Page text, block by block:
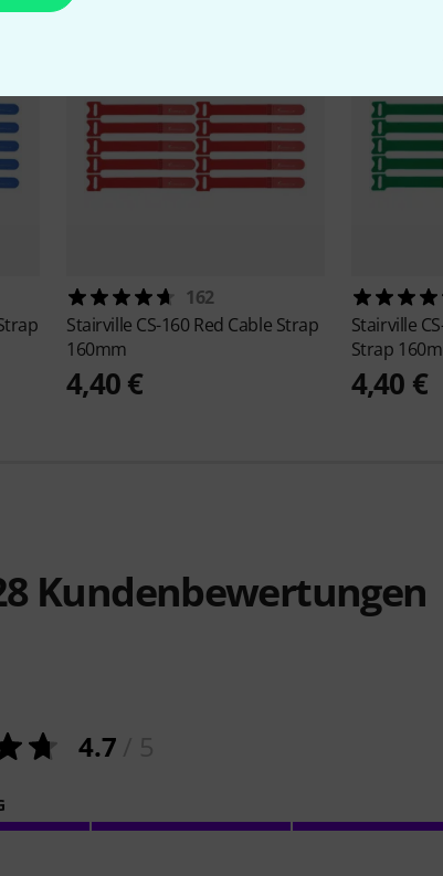
162
Stairville CS-160 Red Cable Strap
160mm
4,40 €
Stairville
Strap
4,40 €
Kundenbewertungen
4.7